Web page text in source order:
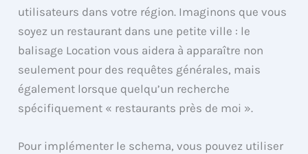
utilisateurs dans votre région. Imaginons que vous
soyez un restaurant dans une petite ville : le
balisage Location vous aidera à apparaître non
seulement pour des requêtes générales, mais
également lorsque quelqu’un recherche
spécifiquement « restaurants près de moi ».
Pour implémenter le schema, vous pouvez utiliser